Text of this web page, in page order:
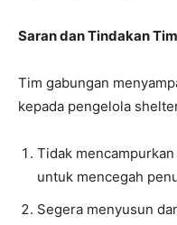
Saran dan Tindakan
Tim gabungan
kepada pengelola
Tidak
untuk mencegah
Segera menyusun